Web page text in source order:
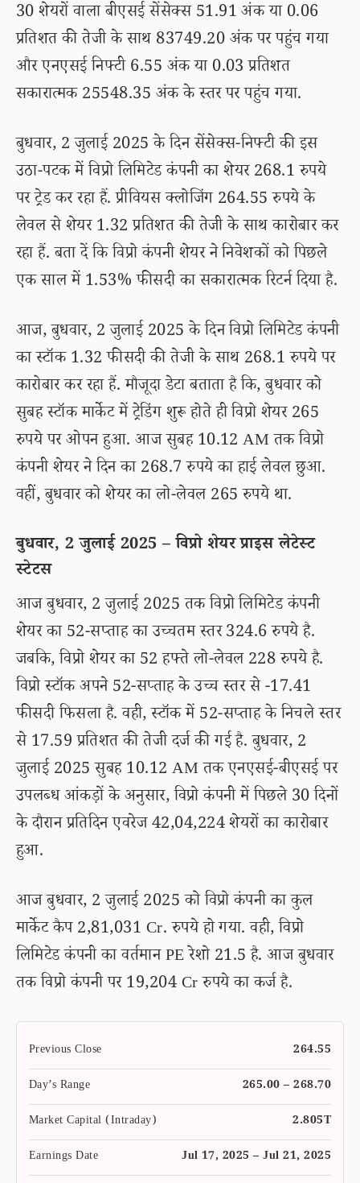
30 शेयरों वाला बीएसई सेंसेक्स 51.91 अंक या 0.06
प्रतिशत की तेजी के साथ 83749.20 अंक पर पहुंच गया
और एनएसई निफ्टी 6.55 अंक या 0.03 प्रतिशत
सकारात्मक 25548.35 अंक के स्तर पर पहुंच गया.
बुधवार, 2 जुलाई 2025 के दिन सेंसेक्स-निफ्टी की इस
उठा-पटक में विप्रो लिमिटेड कंपनी का शेयर 268.1 रुपये
पर ट्रेड कर रहा हैं. प्रीवियस क्लोजिंग 264.55 रुपये के
लेवल से शेयर 1.32 प्रतिशत की तेजी के साथ कारोबार कर
रहा हैं. बता दें कि विप्रो कंपनी शेयर ने निवेशकों को पिछले
एक साल में 1.53% फीसदी का सकारात्मक रिटर्न दिया है.
आज, बुधवार, 2 जुलाई 2025 के दिन विप्रो लिमिटेड कंपनी
का स्टॉक 1.32 फीसदी की तेजी के साथ 268.1 रुपये पर
कारोबार कर रहा हैं. मौजूदा डेटा बताता है कि, बुधवार को
सुबह स्टॉक मार्केट में ट्रेडिंग शुरू होते ही विप्रो शेयर 265
रुपये पर ओपन हुआ. आज सुबह 10.12 AM तक विप्रो
कंपनी शेयर ने दिन का 268.7 रुपये का हाई लेवल छुआ.
वहीं, बुधवार को शेयर का लो-लेवल 265 रुपये था.
बुधवार, 2 जुलाई 2025 – विप्रो शेयर प्राइस लेटेस्ट
स्टेटस
आज बुधवार, 2 जुलाई 2025 तक विप्रो लिमिटेड कंपनी
शेयर का 52-सप्ताह का उच्चतम स्तर 324.6 रुपये है.
जबकि, विप्रो शेयर का 52 हफ्ते लो-लेवल 228 रुपये है.
विप्रो स्टॉक अपने 52-सप्ताह के उच्च स्तर से -17.41
फीसदी फिसला है. वही, स्टॉक में 52-सप्ताह के निचले स्तर
से 17.59 प्रतिशत की तेजी दर्ज की गई है. बुधवार, 2
जुलाई 2025 सुबह 10.12 AM तक एनएसई-बीएसई पर
उपलब्ध आंकड़ों के अनुसार, विप्रो कंपनी में पिछले 30 दिनों
के दौरान प्रतिदिन एवरेज 42,04,224 शेयरों का कारोबार
हुआ.
आज बुधवार, 2 जुलाई 2025 को विप्रो कंपनी का कुल
मार्केट कैप 2,81,031 Cr. रुपये हो गया. वही, विप्रो
लिमिटेड कंपनी का वर्तमान PE रेशो 21.5 है. आज बुधवार
तक विप्रो कंपनी पर 19,204 Cr रुपये का कर्ज है.
Previous Close
264.55
Day’s Range
265.00 – 268.70
Market Capital (Intraday)
2.805T
Earnings Date
Jul 17, 2025 – Jul 21, 2025